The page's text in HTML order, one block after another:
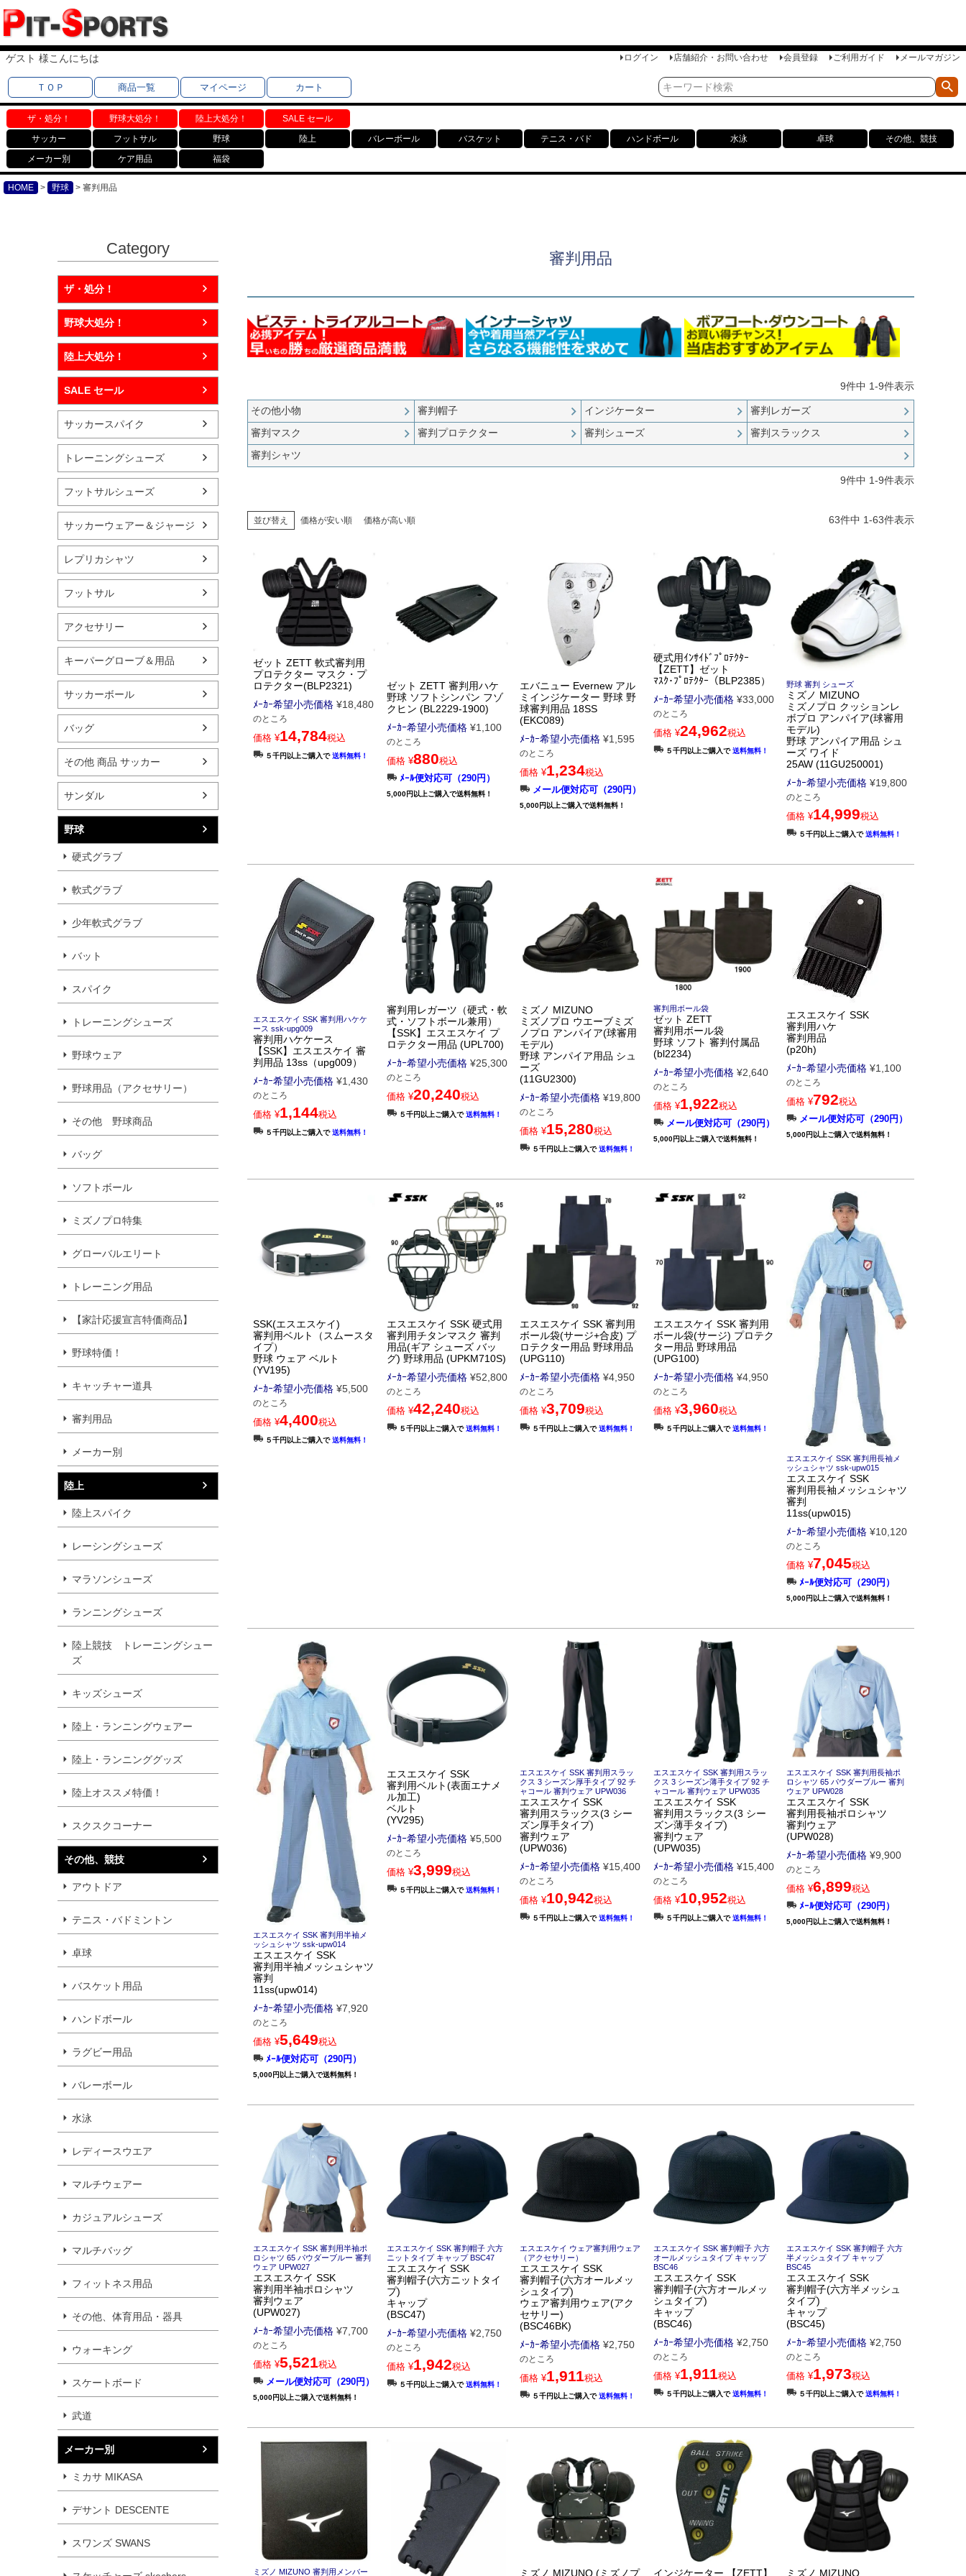
ゲスト 様こんにちは ログイン 店舗紹介・お問い合わせ 会員登録 ご利用ガイド メールマガジン
ＴＯＰ 商品一覧 マイページ カート
ザ・処分！ 野球大処分！ 陸上大処分！
SALE セール
サッカー
フットサル 野球 陸上 バレーボール バスケット テニス・バド ハンドボール 水泳 卓球
その他、競技
メーカー別
ケア用品 福袋
HOME 野球 審判用品
Category
ザ・処分！
野球大処分！
陸上大処分！
SALE セール
サッカースパイク
トレーニングシューズ
フットサルシューズ
サッカーウェアー＆ジャージ
レプリカシャツ
フットサル
アクセサリー
キーパーグローブ＆用品
サッカーボール
バッグ
その他 商品 サッカー
サンダル
野球
硬式グラブ
軟式グラブ
少年軟式グラブ
バット
スパイク
トレーニングシューズ
野球ウェア
野球用品（アクセサリー）
その他 野球商品
バッグ
ソフトボール
ミズノプロ特集
グローバルエリート
トレーニング用品
【家計応援宣言特価商品】
野球特価！
キャッチャー道具
審判用品
メーカー別
陸上
陸上スパイク
レーシングシューズ
マラソンシューズ
ランニングシューズ
陸上競技 トレーニングシュー
ズ
キッズシューズ
陸上・ランニングウェアー
陸上・ランニンググッズ
陸上オススメ特価！
スクスクコーナー
その他、競技
アウトドア
テニス・バドミントン
卓球
バスケット用品
ハンドボール
ラグビー用品
バレーボール
水泳
レディースウエア
マルチウェアー
カジュアルシューズ
マルチバッグ
フィットネス用品
その他、体育用品・器具
ウォーキング
スケートボード
武道
メーカー別
ミカサ MIKASA
デサント DESCENTE
スワンズ SWANS
審判用品
9件中 1-9件表示
その他小物 審判帽子 インジケーター
審判レガーズ
審判マスク
審判プロテクター 審判シューズ
審判スラックス
審判シャツ
9件中 1-9件表示
並び替え 価格が安い順 価格が高い順 63件中 1-63件表示
ゼット ZETT 軟式審判用
プロテクター マスク・プ
ロテクター(BLP2321)
ﾒｰｶｰ希望小売価格 ¥18,480
のところ
価格 ¥14,784税込
５千円以上ご購入で送料無料！
ゼット ZETT 審判用ハケ
野球 ソフトシンパン フゾ
クヒン (BL2229-1900)
ﾒｰｶｰ希望小売価格 ¥1,100
のところ
価格 ¥880税込
ﾒｰﾙ便対応可（290円）
5,000円以上ご購入で送料無料！
エバニュー Evernew アル
ミインジケーター 野球 野
球審判用品 18SS
(EKC089)
ﾒｰｶｰ希望小売価格 ¥1,595
のところ
価格 ¥1,234税込
メール便対応可（290円）
5,000円以上ご購入で送料無料！
硬式用ｲﾝｻｲﾄﾞﾌﾟﾛﾃｸﾀｰ
【ZETT】ゼット
ﾏｽｸ･ﾌﾟﾛﾃｸﾀｰ（BLP2385）
ﾒｰｶｰ希望小売価格 ¥33,000
のところ
価格 ¥24,962税込
５千円以上ご購入で送料無料！
野球 審判 シューズ
ミズノ MIZUNO
ミズノプロ クッションレ
ボプロ アンパイア(球審用
モデル)
野球 アンパイア用品 シュ
ーズ ワイド
25AW (11GU250001)
ﾒｰｶｰ希望小売価格 ¥19,800
のところ
価格 ¥14,999税込
５千円以上ご購入で送料無料！
エスエスケイ SSK 審判用ハケケ
ース ssk-upg009
審判用ハケケース
【SSK】エスエスケイ 審
判用品 13ss（upg009）
ﾒｰｶｰ希望小売価格 ¥1,430
のところ
価格 ¥1,144税込
５千円以上ご購入で送料無料！
審判用レガーツ（硬式・軟
式・ソフトボール兼用）
【SSK】エスエスケイ プ
ロテクター用品 (UPL700)
ﾒｰｶｰ希望小売価格 ¥25,300
のところ
価格 ¥20,240税込
５千円以上ご購入で送料無料！
ミズノ MIZUNO
ミズノプロ ウエーブミズ
ノプロ アンパイア(球審用
モデル)
野球 アンパイア用品 シュ
ーズ
(11GU2300)
ﾒｰｶｰ希望小売価格 ¥19,800
のところ
価格 ¥15,280税込
５千円以上ご購入で送料無料！
審判用ボール袋
ゼット ZETT
審判用ボール袋
野球 ソフト 審判付属品
(bl2234)
ﾒｰｶｰ希望小売価格 ¥2,640
のところ
価格 ¥1,922税込
メール便対応可（290円）
5,000円以上ご購入で送料無料！
エスエスケイ SSK
審判用ハケ
審判用品
(p20h)
ﾒｰｶｰ希望小売価格 ¥1,100
のところ
価格 ¥792税込
メール便対応可（290円）
5,000円以上ご購入で送料無料！
SSK(エスエスケイ)
審判用ベルト（スムースタ
イプ）
野球 ウェア ベルト
(YV195)
ﾒｰｶｰ希望小売価格 ¥5,500
のところ
価格 ¥4,400税込
５千円以上ご購入で送料無料！
エスエスケイ SSK 硬式用
審判用チタンマスク 審判
用品(ギア シューズ バッ
グ) 野球用品 (UPKM710S)
ﾒｰｶｰ希望小売価格 ¥52,800
のところ
価格 ¥42,240税込
５千円以上ご購入で送料無料！
エスエスケイ SSK 審判用
ボール袋(サージ+合皮) プ
ロテクター用品 野球用品
(UPG110)
ﾒｰｶｰ希望小売価格 ¥4,950
のところ
価格 ¥3,709税込
５千円以上ご購入で送料無料！
エスエスケイ SSK 審判用
ボール袋(サージ) プロテク
ター用品 野球用品
(UPG100)
ﾒｰｶｰ希望小売価格 ¥4,950
のところ
価格 ¥3,960税込
５千円以上ご購入で送料無料！
エスエスケイ SSK 審判用長袖メ
ッシュシャツ ssk-upw015
エスエスケイ SSK
審判用長袖メッシュシャツ
審判
11ss(upw015)
ﾒｰｶｰ希望小売価格 ¥10,120
のところ
価格 ¥7,045税込
ﾒｰﾙ便対応可（290円）
5,000円以上ご購入で送料無料！
エスエスケイ SSK 審判用半袖メ
ッシュシャツ ssk-upw014
エスエスケイ SSK
審判用半袖メッシュシャツ
審判
11ss(upw014)
ﾒｰｶｰ希望小売価格 ¥7,920
のところ
価格 ¥5,649税込
ﾒｰﾙ便対応可（290円）
5,000円以上ご購入で送料無料！
エスエスケイ SSK
審判用ベルト(表面エナメ
ル加工)
ベルト
(YV295)
ﾒｰｶｰ希望小売価格 ¥5,500
のところ
価格 ¥3,999税込
５千円以上ご購入で送料無料！
エスエスケイ SSK 審判用スラッ
クス 3 シーズン厚手タイプ 92 チ
ャコール 審判ウェア UPW036
エスエスケイ SSK
審判用スラックス(3 シー
ズン厚手タイプ)
審判ウェア
(UPW036)
ﾒｰｶｰ希望小売価格 ¥15,400
のところ
価格 ¥10,942税込
５千円以上ご購入で送料無料！
エスエスケイ SSK 審判用スラッ
クス 3 シーズン薄手タイプ 92 チ
ャコール 審判ウェア UPW035
エスエスケイ SSK
審判用スラックス(3 シー
ズン薄手タイプ)
審判ウェア
(UPW035)
ﾒｰｶｰ希望小売価格 ¥15,400
のところ
価格 ¥10,952税込
５千円以上ご購入で送料無料！
エスエスケイ SSK 審判用長袖ポ
ロシャツ 65 パウダーブルー 審判
ウェア UPW028
エスエスケイ SSK
審判用長袖ポロシャツ
審判ウェア
(UPW028)
ﾒｰｶｰ希望小売価格 ¥9,900
のところ
価格 ¥6,899税込
ﾒｰﾙ便対応可（290円）
5,000円以上ご購入で送料無料！
エスエスケイ SSK 審判用半袖ポ
ロシャツ 65 パウダーブルー 審判
ウェア UPW027
エスエスケイ SSK
審判用半袖ポロシャツ
審判ウェア
(UPW027)
ﾒｰｶｰ希望小売価格 ¥7,700
のところ
価格 ¥5,521税込
メール便対応可（290円）
5,000円以上ご購入で送料無料！
エスエスケイ SSK 審判帽子 六方
ニットタイプ キャップ BSC47
エスエスケイ SSK
審判帽子(六方ニットタイ
プ)
キャップ
(BSC47)
ﾒｰｶｰ希望小売価格 ¥2,750
のところ
価格 ¥1,942税込
５千円以上ご購入で送料無料！
エスエスケイ ウェア審判用ウェア
（アクセサリー）
エスエスケイ SSK
審判帽子(六方オールメッ
シュタイプ)
ウェア審判用ウェア(アク
セサリー)
(BSC46BK)
ﾒｰｶｰ希望小売価格 ¥2,750
のところ
価格 ¥1,911税込
５千円以上ご購入で送料無料！
エスエスケイ SSK 審判帽子 六方
オールメッシュタイプ キャップ
BSC46
エスエスケイ SSK
審判帽子(六方オールメッ
シュタイプ)
キャップ
(BSC46)
ﾒｰｶｰ希望小売価格 ¥2,750
のところ
価格 ¥1,911税込
５千円以上ご購入で送料無料！
エスエスケイ SSK 審判帽子 六方
半メッシュタイプ キャップ
BSC45
エスエスケイ SSK
審判帽子(六方半メッシュ
タイプ)
キャップ
(BSC45)
ﾒｰｶｰ希望小売価格 ¥2,750
のところ
価格 ¥1,973税込
５千円以上ご購入で送料無料！
ミズノ MIZUNO 審判用メンバー ミズノ MIZUNO (ミズノプ インジケーター 【ZETT】 ミズノ MIZUNO